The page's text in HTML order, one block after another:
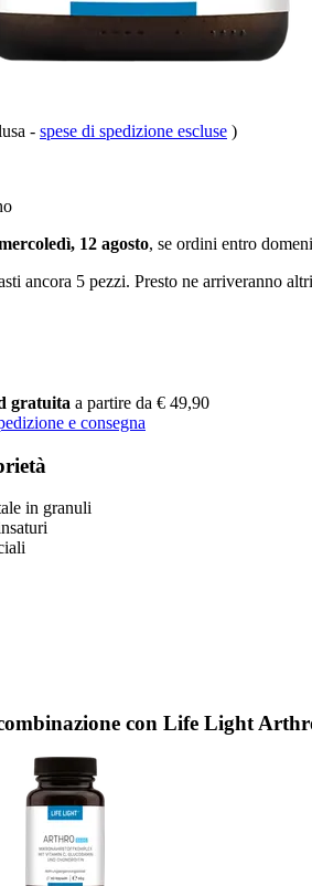
- spese di spedizione escluse )
12 agosto, se ordini entro
ancora 5 pezzi. Presto ne arriveranno
gratuita a partire da € 49,90
e consegna
in granuli
con Life Light